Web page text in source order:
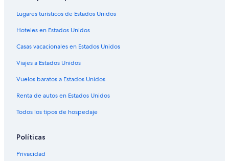
Hoteles cerca de Greeley Ice Haus
Lugares turísticos de Estados Unidos
Hoteles en Estados Unidos
Casas vacacionales en Estados Unidos
Viajes a Estados Unidos
Vuelos baratos a Estados Unidos
Renta de autos en Estados Unidos
Todos los tipos de hospedaje
Políticas
Privacidad